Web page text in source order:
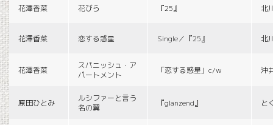
花澤香菜 花びら 『25』 北
花澤香菜 恋する惑星 Single／『25』 北
花澤香菜
スパニッシュ・ア
パートメント
「恋する惑星」c/w 沖
原田ひとみ
ルシファーと言う
名の翼
『glanzend』 と